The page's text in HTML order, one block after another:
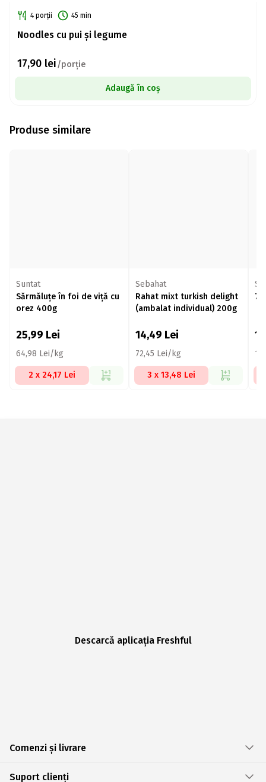
4 porții 45 min
Noodles cu pui și legume
17,90 lei/porție
Adaugă în coș
Produse similare
Suntat
Sărmăluțe în foi de viță cu
orez 400g
25,99 Lei
64,98 Lei/kg
2 x 24,17 Lei
Sebahat
Rahat mixt turkish delight
(ambalat individual) 200g
14,49 Lei
72,45 Lei/kg
3 x 13,48 Lei
7
Descarcă aplicația Freshful
Comenzi și livrare
Suport clienți